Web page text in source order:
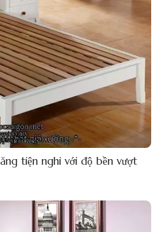
tiện nghi với độ bền vượt